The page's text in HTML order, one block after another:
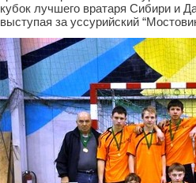
кубок лучшего вратаря Сибири и
выступая за уссурийский